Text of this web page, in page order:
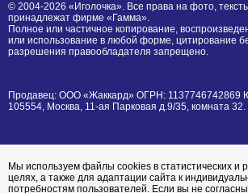
© 2004-2026 «Иголочка». Все права на фото,
принадлежат фирме «Гамма».
Полное или частичное копирование,
или использование в любой форме, цитирование
разрешения правообладателя запрещено.
Продавец: ООО «Жаккард» ОГРН: 1137746742869
105554, Москва, 11-ая Парковая д.9/35, комната
Мы используем файлы cookies в статистических и
целях, а также для адаптации сайта к
потребностям пользователей. Если вы не